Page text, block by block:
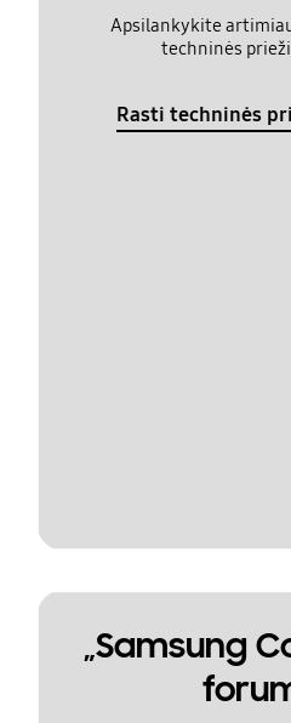
Apsilankykite
techninės
Rasti techninės
„Samsung